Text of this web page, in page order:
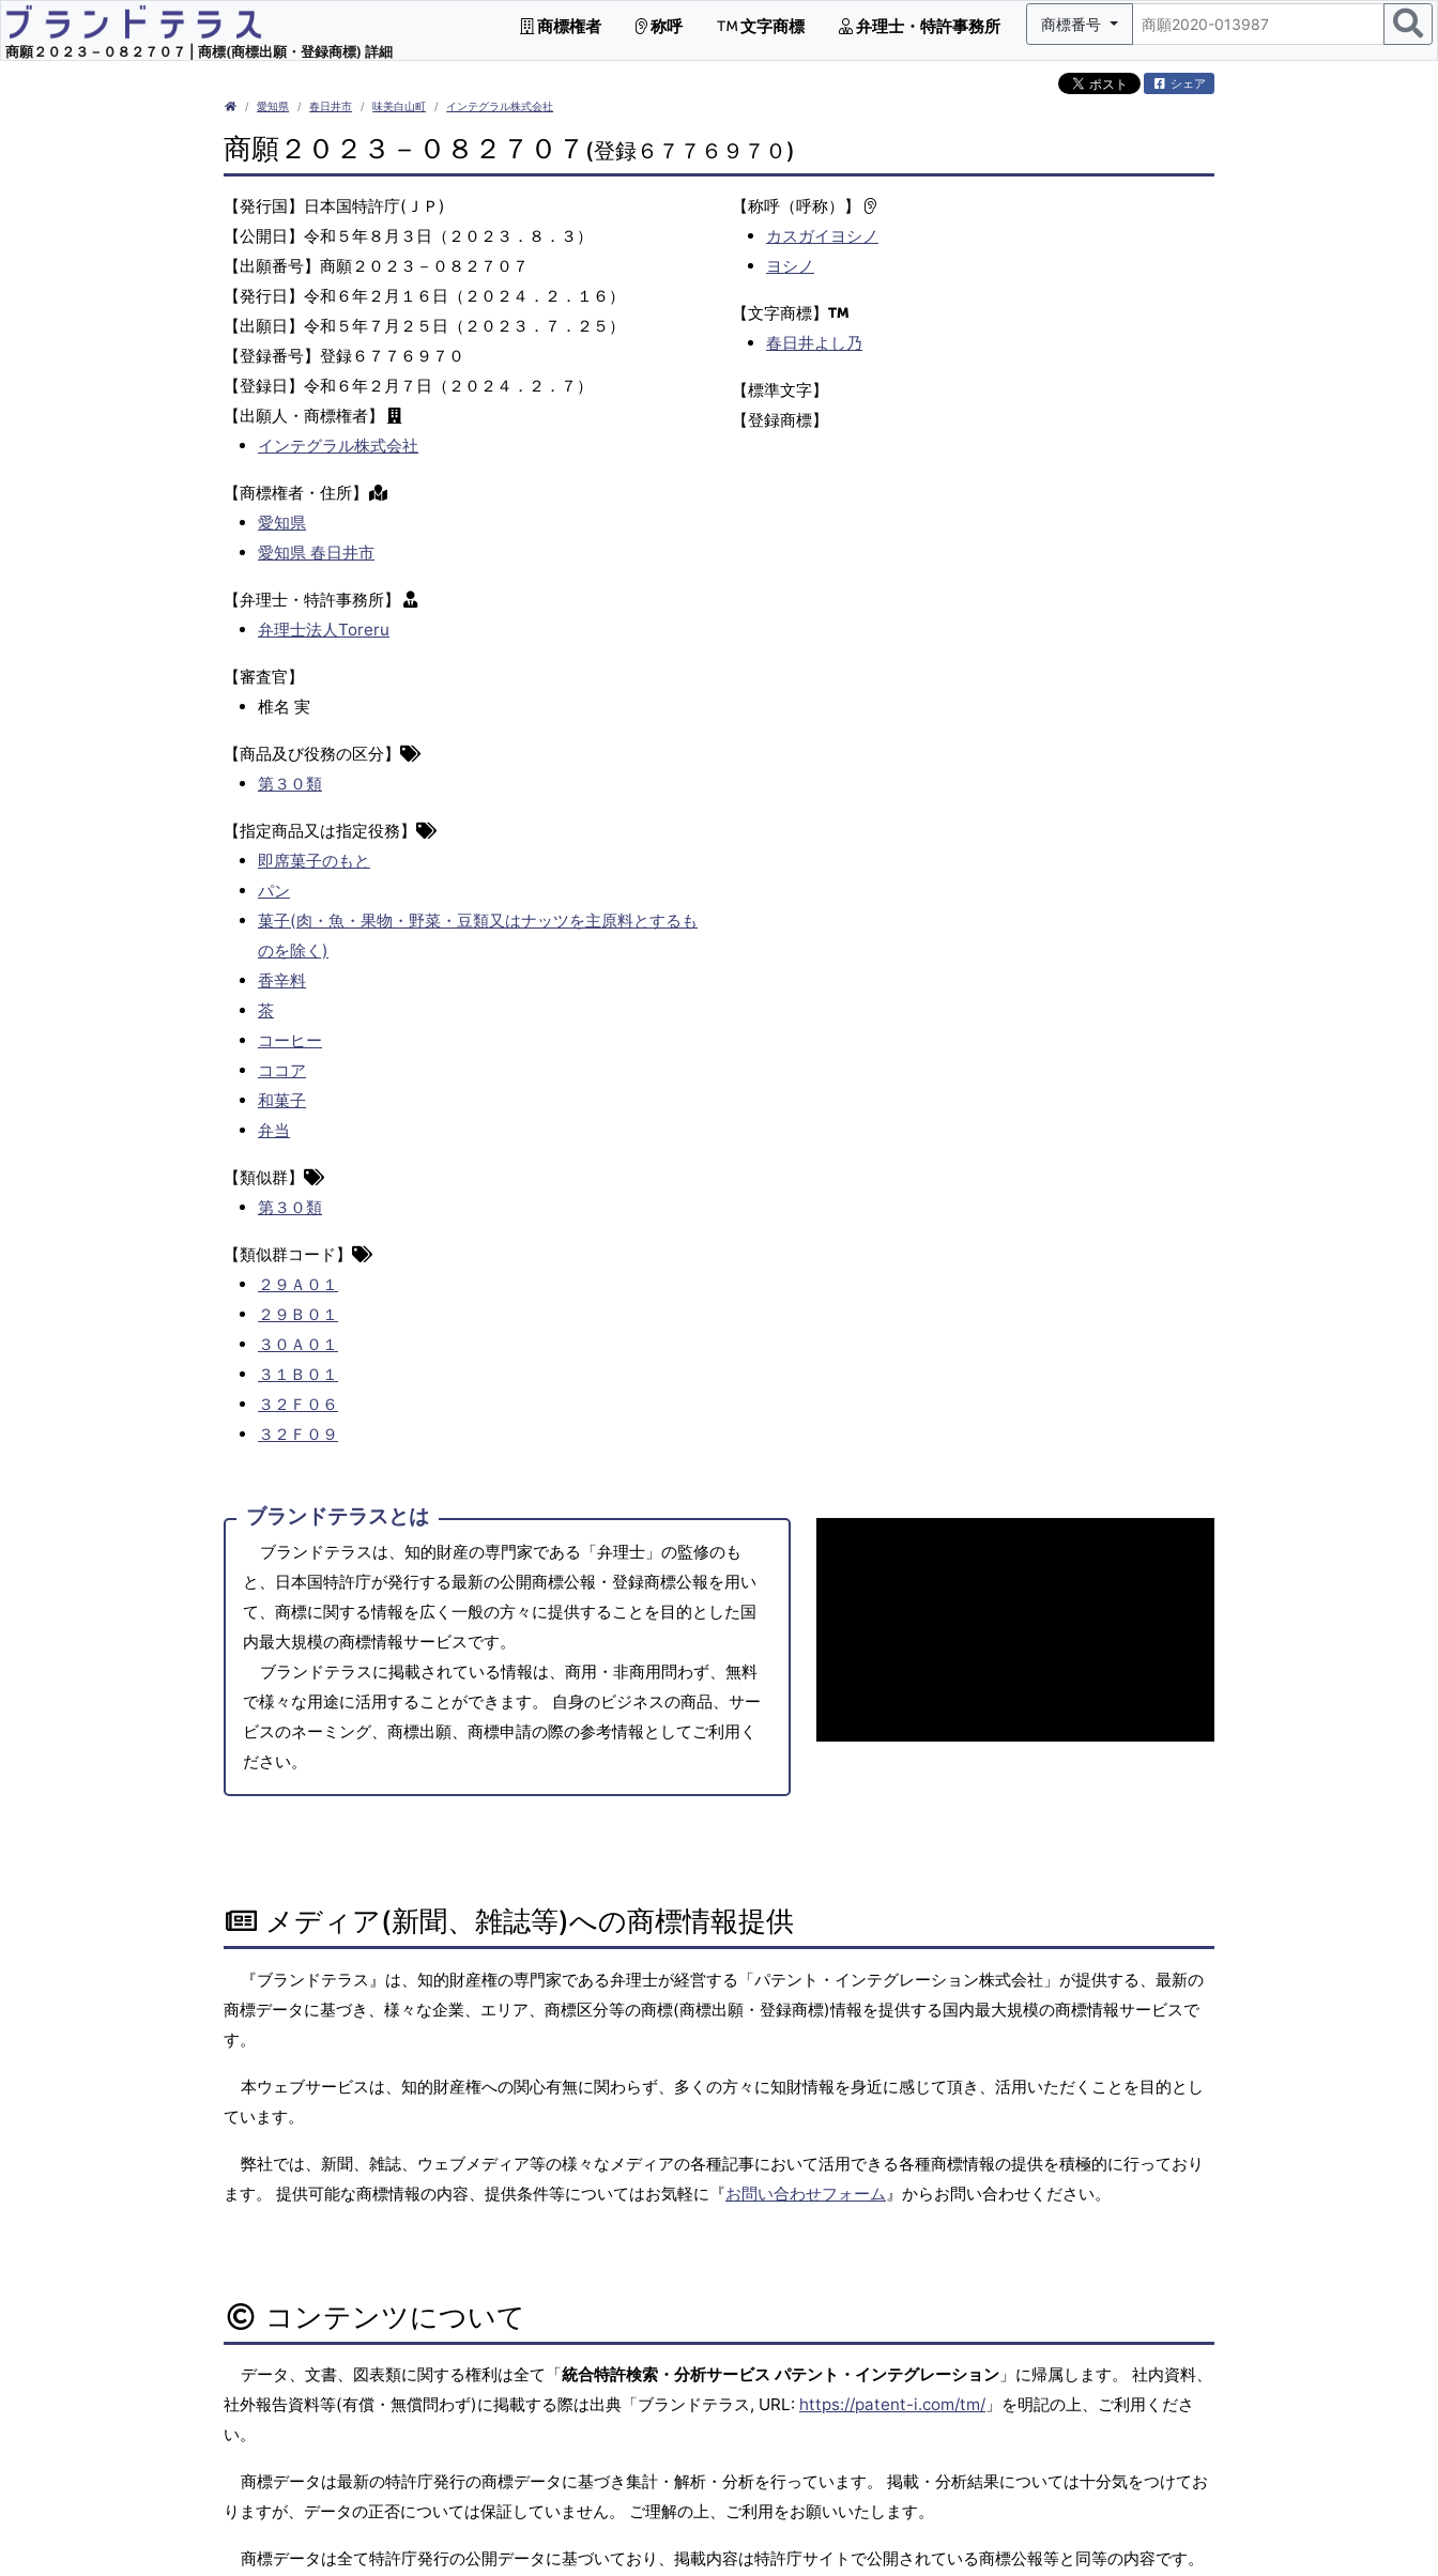
商願２０２３－０８２７０７ | 商標(商標出願・登録商標) 詳細
商標権者 称呼 文字商標 弁理士・特許事務所 商標番号
シェア
愛知県 春日井市 味美白山町 インテグラル株式会社
商願２０２３－０８２７０７ (登録６７７６９７０)
【発行国】日本国特許庁(ＪＰ)
【公開日】令和５年８月３日（２０２３．８．３）
【出願番号】商願２０２３－０８２７０７
【発行日】令和６年２月１６日（２０２４．２．１６）
【出願日】令和５年７月２５日（２０２３．７．２５）
【登録番号】登録６７７６９７０
【登録日】令和６年２月７日（２０２４．２．７）
【出願人・商標権者】
インテグラル株式会社
【商標権者・住所】
愛知県
愛知県 春日井市
【弁理士・特許事務所】
弁理士法人Toreru
【審査官】
椎名 実
【商品及び役務の区分】
第３０類
【指定商品又は指定役務】
即席菓子のもと
パン
菓子(肉・魚・果物・野菜・豆類又はナッツを主原料とするも
のを除く)
香辛料
茶
コーヒー
ココア
和菓子
弁当
【類似群】
第３０類
【類似群コード】
２９Ａ０１
２９Ｂ０１
３０Ａ０１
３１Ｂ０１
３２Ｆ０６
３２Ｆ０９
【称呼（呼称）】
カスガイヨシノ
ヨシノ
【文字商標】
春日井よし乃
【標準文字】
【登録商標】
ブランドテラスとは
ブランドテラスは、知的財産の専門家である「弁理士」の監修のも
と、日本国特許庁が発行する最新の公開商標公報・登録商標公報を用い
て、商標に関する情報を広く一般の方々に提供することを目的とした国
内最大規模の商標情報サービスです。
ブランドテラスに掲載されている情報は、商用・非商用問わず、無料
で様々な用途に活用することができます。 自身のビジネスの商品、サー
ビスのネーミング、商標出願、商標申請の際の参考情報としてご利用く
ださい。
メディア(新聞、雑誌等)への商標情報提供
『ブランドテラス』は、知的財産権の専門家である弁理士が経営する「パテント・インテグレーション株式会社」が提供する、最新の
商標データに基づき、様々な企業、エリア、商標区分等の商標(商標出願・登録商標)情報を提供する国内最大規模の商標情報サービスで
す。
本ウェブサービスは、知的財産権への関心有無に関わらず、多くの方々に知財情報を身近に感じて頂き、活用いただくことを目的とし
ています。
弊社では、新聞、雑誌、ウェブメディア等の様々なメディアの各種記事において活用できる各種商標情報の提供を積極的に行っており
ます。 提供可能な商標情報の内容、提供条件等についてはお気軽に『お問い合わせフォーム 』からお問い合わせください。
コンテンツについて
データ、文書、図表類に関する権利は全て「統合特許検索・分析サービス パテント・インテグレーション 」に帰属します。 社内資料、
社外報告資料等(有償・無償問わず)に掲載する際は出典「ブランドテラス, URL: https://patent-i.com/tm/ 」を明記の上、ご利用くださ
い。
商標データは最新の特許庁発行の商標データに基づき集計・解析・分析を行っています。 掲載・分析結果については十分気をつけてお
りますが、データの正否については保証していません。 ご理解の上、ご利用をお願いいたします。
商標データは全て特許庁発行の公開データに基づいており、掲載内容は特許庁サイトで公開されている商標公報等と同等の内容です。